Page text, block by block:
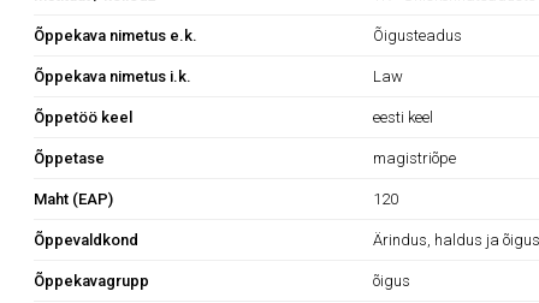
Õppekava nimetus e.k. Õigusteadus
Õppekava nimetus i.k. Law
Õppetöö keel eesti keel
Õppetase magistriõpe
Maht (EAP) 120
Õppevaldkond Ärindus, haldus ja
Õppekavagrupp õigus